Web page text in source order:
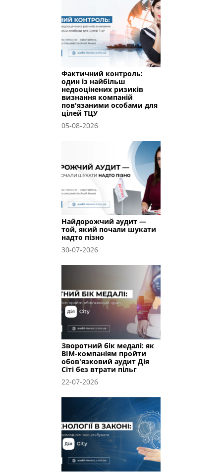
Фактичний контроль:
один із найбільш
недооцінених ризиків
визнання компаній
пов'язаними особами для
цілей ТЦУ
05-08-2026
Найдорожчий аудит —
той, який почали шукати
надто пізно
30-07-2026
Зворотний бік медалі: як
BIM-компаніям пройти
обов'язковий аудит Дія
Сіті без втрати пільг
22-07-2026